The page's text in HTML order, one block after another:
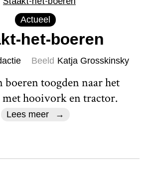
Actueel
het-boeren
Beeld Katja Grosskinsky
boeren toogden naar het
hooivork en tractor.
Lees meer